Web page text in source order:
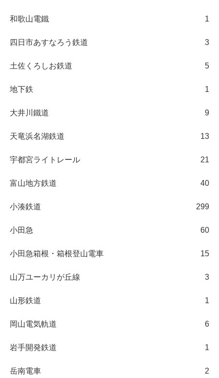
和歌山電鐵 1
四日市あすなろう鉄道 3
土佐くろしお鉄道 5
地下鉄 1
大井川鐵道 9
天竜浜名湖鉄道 13
宇都宮ライトレール 21
富山地方鉄道 40
小湊鉄道 299
小田急 60
小田急箱根・箱根登山電車 15
山万ユーカリが丘線 3
山形鉄道 1
岡山電気軌道 6
岩手開発鉄道 1
岳南電車 2